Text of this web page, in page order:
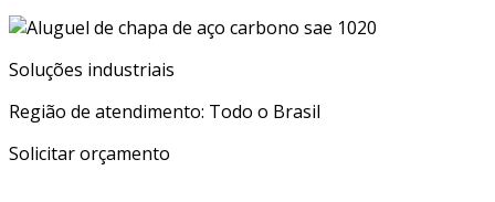
Soluções industriais
Região de atendimento: Todo o Brasil
Solicitar orçamento